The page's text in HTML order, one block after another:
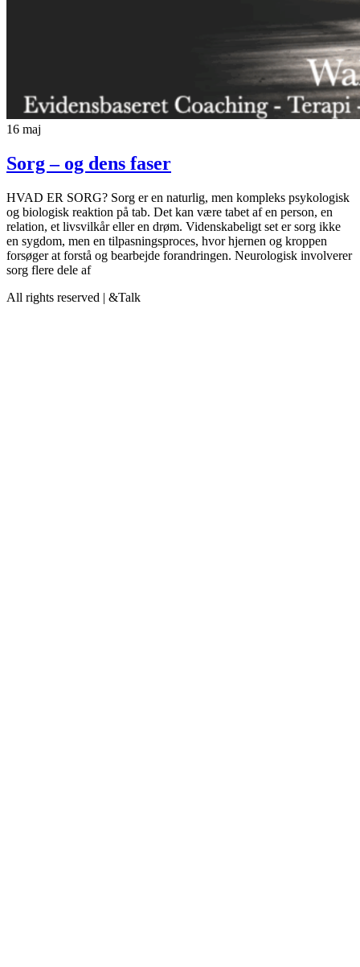
16 maj
Sorg – og dens faser
HVAD ER SORG? Sorg er en naturlig, men kompleks psykologisk
og biologisk reaktion på tab. Det kan være tabet af en person, en
relation, et livsvilkår eller en drøm. Videnskabeligt set er sorg ikke
en sygdom, men en tilpasningsproces, hvor hjernen og kroppen
forsøger at forstå og bearbejde forandringen. Neurologisk involverer
sorg flere dele af
All rights reserved | &Talk